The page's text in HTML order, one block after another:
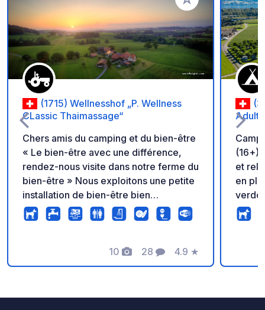
Ajouter à vos
(1715) Wellnesshof „P. Wellness
CLassic Thaimassage“
Chers amis du camping et du bien-être
« Le bien-être avec une différence,
rendez-nous visite dans notre ferme du
bien-être » Nous exploitons une petite
installation de bien-être bien
entretenue sur notre ferme, située
dans un endroit très calme et bien
Alpes fribourgeoises. C'est l'endroit
idéal pour oublier le quotidien et se
10
Photos
28
Commentaires
4.9
Note
★
(16+)
et
en